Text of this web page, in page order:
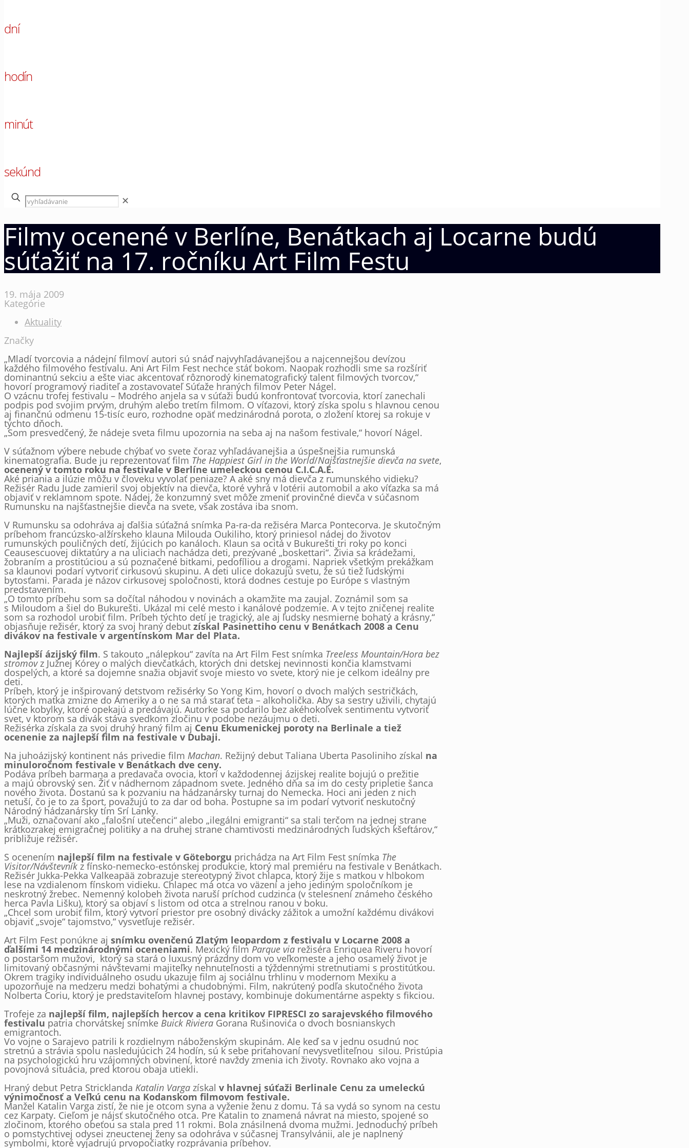
dní
hodín
minút
sekúnd
✕
Filmy ocenené v Berlíne, Benátkach aj Locarne budú
súťažiť na 17. ročníku Art Film Festu
19. mája 2009
Kategórie
Aktuality
Značky
„Mladí tvorcovia a nádejní filmoví autori sú snáď najvyhľadávanejšou a najcennejšou devízou
každého filmového festivalu. Ani Art Film Fest nechce stáť bokom. Naopak rozhodli sme sa rozšíriť
dominantnú sekciu a ešte viac akcentovať rôznorodý kinematografický talent filmových tvorcov,“
hovorí programový riaditeľ a zostavovateľ Súťaže hraných filmov Peter Nágel.
O vzácnu trofej festivalu – Modrého anjela sa v súťaži budú konfrontovať tvorcovia, ktorí zanechali
podpis pod svojim prvým, druhým alebo tretím filmom. O víťazovi, ktorý získa spolu s hlavnou cenou
aj finančnú odmenu 15-tisíc euro, rozhodne opäť medzinárodná porota, o zložení ktorej sa rokuje v
týchto dňoch.
„Som presvedčený, že nádeje sveta filmu upozornia na seba aj na našom festivale,“ hovorí Nágel.
V súťažnom výbere nebude chýbať vo svete čoraz vyhľadávanejšia a úspešnejšia rumunská
kinematografia. Bude ju reprezentovať film The Happiest Girl in the World/Najšťastnejšie dievča na svete,
ocenený v tomto roku na festivale v Berlíne umeleckou cenou C.I.C.A.E.
Aké priania a ilúzie môžu v človeku vyvolať peniaze? A aké sny má dievča z rumunského vidieku?
Režisér Radu Jude zamieril svoj objektív na dievča, ktoré vyhrá v lotérii automobil a ako víťazka sa má
objaviť v reklamnom spote. Nádej, že konzumný svet môže zmeniť provinčné dievča v súčasnom
Rumunsku na najšťastnejšie dievča na svete, však zostáva iba snom.
V Rumunsku sa odohráva aj ďalšia súťažná snímka Pa-ra-da režiséra Marca Pontecorva. Je skutočným
príbehom francúzsko-alžírskeho klauna Milouda Oukiliho, ktorý priniesol nádej do životov
rumunských pouličných detí, žijúcich po kanáloch. Klaun sa ocitá v Bukurešti tri roky po konci
Ceausescuovej diktatúry a na uliciach nachádza deti, prezývané „boskettari“. Živia sa krádežami,
žobraním a prostitúciou a sú poznačené bitkami, pedofíliou a drogami. Napriek všetkým prekážkam
sa klaunovi podarí vytvoriť cirkusovú skupinu. A deti ulice dokazujú svetu, že sú tiež ľudskými
bytosťami. Parada je názov cirkusovej spoločnosti, ktorá dodnes cestuje po Európe s vlastným
predstavením.
„O tomto príbehu som sa dočítal náhodou v novinách a okamžite ma zaujal. Zoznámil som sa
s Miloudom a šiel do Bukurešti. Ukázal mi celé mesto i kanálové podzemie. A v tejto zničenej realite
som sa rozhodol urobiť film. Príbeh týchto detí je tragický, ale aj ľudsky nesmierne bohatý a krásny,“
objasňuje režisér, ktorý za svoj hraný debut získal Pasinettiho cenu v Benátkach 2008 a Cenu
divákov na festivale v argentínskom Mar del Plata.
Najlepší ázijský film. S takouto „nálepkou“ zavíta na Art Film Fest snímka Treeless Mountain/Hora bez
stromovz Južnej Kórey o malých dievčatkách, ktorých dni detskej nevinnosti končia klamstvami
dospelých, a ktoré sa dojemne snažia objaviť svoje miesto vo svete, ktorý nie je celkom ideálny pre
deti.
Príbeh, ktorý je inšpirovaný detstvom režisérky So Yong Kim, hovorí o dvoch malých sestričkách,
ktorých matka zmizne do Ameriky a o ne sa má starať teta – alkoholička. Aby sa sestry uživili, chytajú
lúčne kobylky, ktoré opekajú a predávajú. Autorke sa podarilo bez akéhokoľvek sentimentu vytvoriť
svet, v ktorom sa divák stáva svedkom zločinu v podobe nezáujmu o deti.
Režisérka získala za svoj druhý hraný film aj Cenu Ekumenickej poroty na Berlinale a tiež
ocenenie za najlepší film na festivale v Dubaji.
Na juhoázijský kontinent nás privedie film Machan. Režijný debut Taliana Uberta Pasoliniho získal na
minuloročnom festivale v Benátkach dve ceny.
Podáva príbeh barmana a predavača ovocia, ktorí v každodennej ázijskej realite bojujú o prežitie
a majú obrovský sen. Žiť v nádhernom západnom svete. Jedného dňa sa im do cesty pripletie šanca
nového života. Dostanú sa k pozvaniu na hádzanársky turnaj do Nemecka. Hoci ani jeden z nich
netuší, čo je to za šport, považujú to za dar od boha. Postupne sa im podarí vytvoriť neskutočný
Národný hádzanársky tím Srí Lanky.
„Muži, označovaní ako „falošní utečenci“ alebo „ilegálni emigranti“ sa stali terčom na jednej strane
krátkozrakej emigračnej politiky a na druhej strane chamtivosti medzinárodných ľudských kšeftárov,“
približuje režisér.
S ocenením najlepší film na festivale v Göteborgu prichádza na Art Film Fest snímka The
Visitor/Návštevník z fínsko-nemecko-estónskej produkcie, ktorý mal premiéru na festivale v Benátkach.
Režisér Jukka-Pekka Valkeapää zobrazuje stereotypný život chlapca, ktorý žije s matkou v hlbokom
lese na vzdialenom fínskom vidieku. Chlapec má otca vo väzení a jeho jediným spoločníkom je
neskrotný žrebec. Nemenný kolobeh života naruší príchod cudzinca (v stelesnení známeho českého
herca Pavla Lišku), ktorý sa objaví s listom od otca a strelnou ranou v boku.
„Chcel som urobiť film, ktorý vytvorí priestor pre osobný divácky zážitok a umožní každému divákovi
objaviť „svoje“ tajomstvo,“ vysvetľuje režisér.
Art Film Fest ponúkne aj snímku ovenčenú Zlatým leopardom z festivalu v Locarne 2008 a
ďalšími 14 medzinárodnými oceneniami. Mexický film Parque via režiséra Enriquea Riveru hovorí
o postaršom mužovi, ktorý sa stará o luxusný prázdny dom vo veľkomeste a jeho osamelý život je
limitovaný občasnými návštevami majiteľky nehnuteľnosti a týždennými stretnutiami s prostitútkou.
Okrem tragiky individuálneho osudu ukazuje film aj sociálnu trhlinu v modernom Mexiku a
upozorňuje na medzeru medzi bohatými a chudobnými. Film, nakrútený podľa skutočného života
Nolberta Coriu, ktorý je predstaviteľom hlavnej postavy, kombinuje dokumentárne aspekty s fikciou.
Trofeje za najlepší film, najlepších hercov a cena kritikov FIPRESCI zo sarajevského filmového
festivalu patria chorvátskej snímke Buick Riviera Gorana Rušinovića o dvoch bosnianskych
emigrantoch.
Vo vojne o Sarajevo patrili k rozdielnym náboženským skupinám. Ale keď sa v jednu osudnú noc
stretnú a strávia spolu nasledujúcich 24 hodín, sú k sebe priťahovaní nevysvetliteľnou silou. Pristúpia
na psychologickú hru vzájomných obvinení, ktoré navždy zmenia ich životy. Rovnako ako vojna a
povojnová situácia, pred ktorou obaja utiekli.
Hraný debut Petra Stricklanda Katalin Varga získal v hlavnej súťaži Berlinale Cenu za umeleckú
výnimočnosť a Veľkú cenu na Kodanskom filmovom festivale.
Manžel Katalin Varga zistí, že nie je otcom syna a vyženie ženu z domu. Tá sa vydá so synom na cestu
cez Karpaty. Cieľom je nájsť skutočného otca. Pre Katalin to znamená návrat na miesto, spojené so
zločinom, ktorého obeťou sa stala pred 11 rokmi. Bola znásilnená dvoma mužmi. Jednoduchý príbeh
o pomstychtivej odysei zneuctenej ženy sa odohráva v súčasnej Transylvánii, ale je naplnený
symbolmi, ktoré vyjadrujú prvopočiatky rozprávania príbehov.